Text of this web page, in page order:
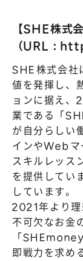
【SHE株式
（URL：
SHE株式会社
値を発揮し、
ョンに据え、
業である「
が自分らしい
インやWebマ
スキルレッス
を提供してい
しています。
2021年より理
不可欠なお金
「
即戦力を求め